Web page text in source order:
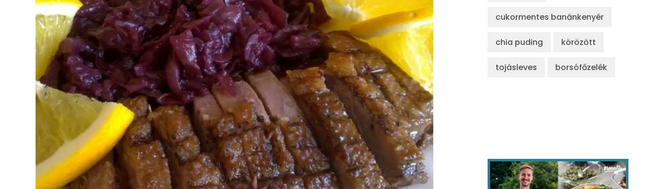
cukormentes banánkenyér
chia puding körözött
tojásleves borsófőzelék